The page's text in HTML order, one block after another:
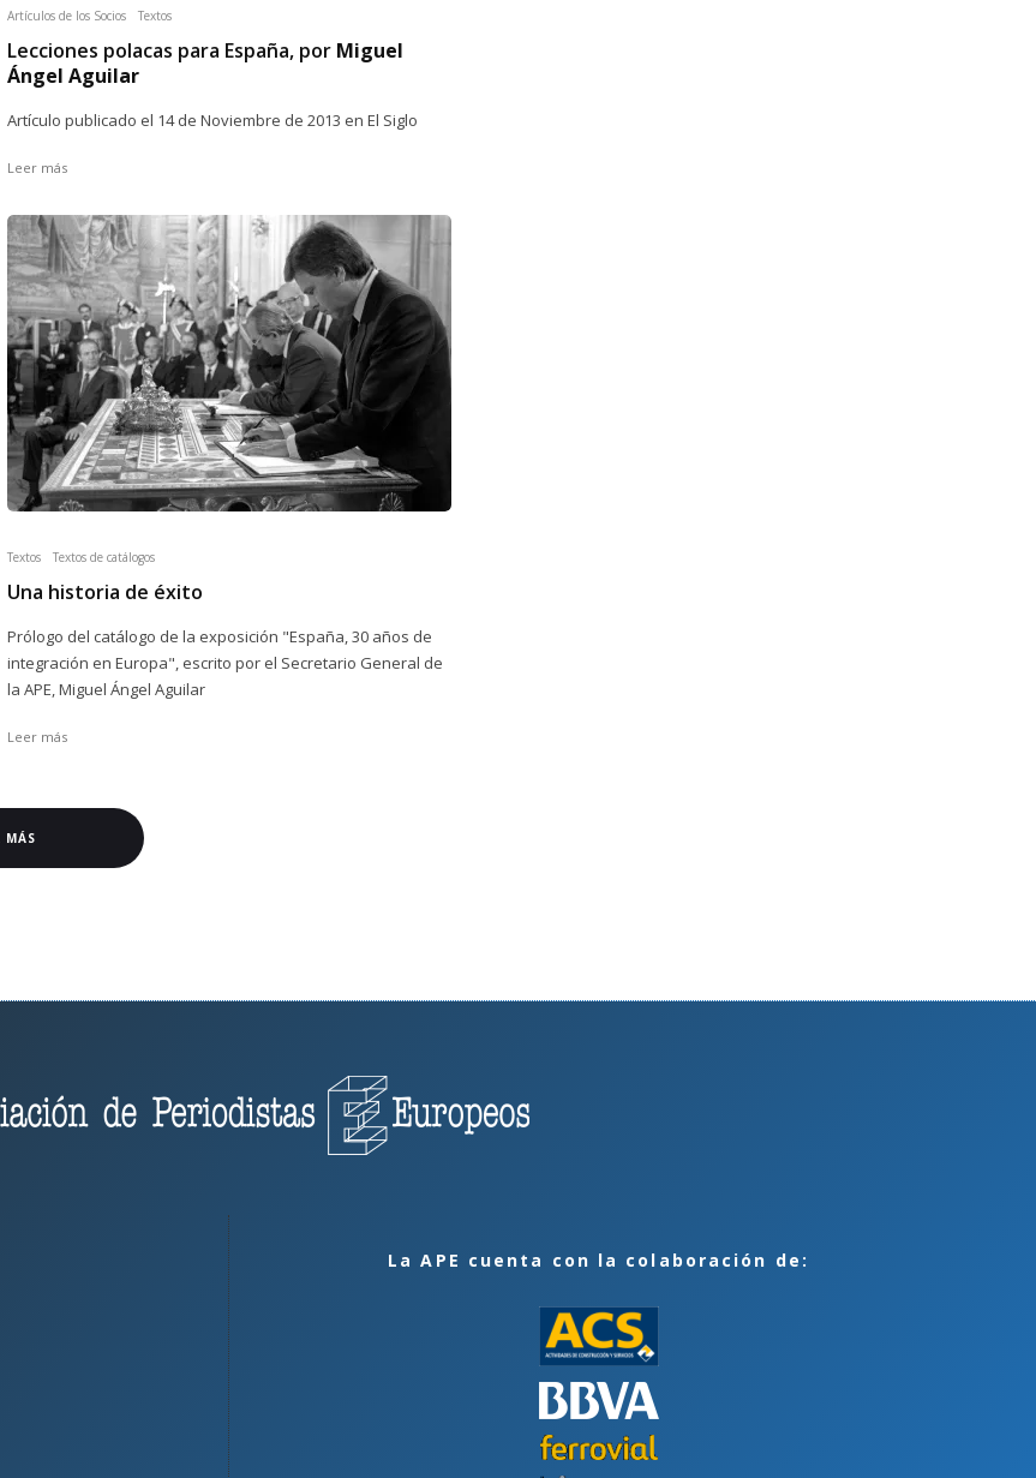
Artículos de los Socios Textos
Lecciones polacas para España, por Miguel
Ángel Aguilar
Artículo publicado el 14 de Noviembre de 2013 en El Siglo
Leer más
Textos Textos de catálogos
Una historia de éxito
Prólogo del catálogo de la exposición "España, 30 años de
integración en Europa", escrito por el Secretario General de
la APE, Miguel Ángel Aguilar
Leer más
MÁS
La APE cuenta con la colaboración de: